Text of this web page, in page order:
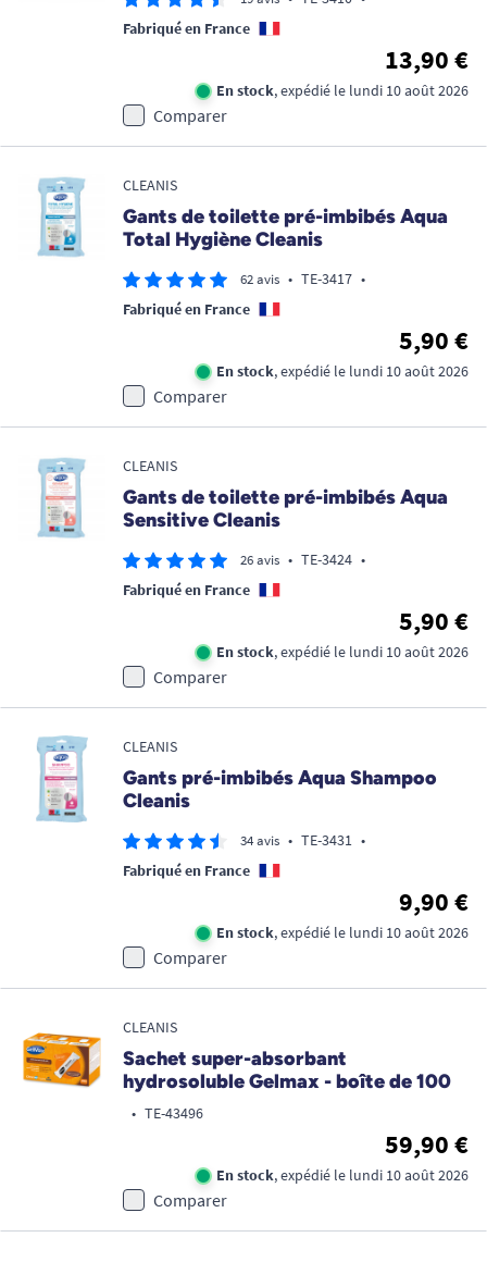
Fabriqué en France
13,90 €
En stock, expédié le lundi 10 août 2026
Comparer
CLEANIS
Gants de toilette pré-imbibés Aqua
Total Hygiène Cleanis
62 avis • TE-3417 •
Fabriqué en France
5,90 €
En stock, expédié le lundi 10 août 2026
Comparer
CLEANIS
Gants de toilette pré-imbibés Aqua
Sensitive Cleanis
26 avis • TE-3424 •
Fabriqué en France
5,90 €
En stock, expédié le lundi 10 août 2026
Comparer
CLEANIS
Gants pré-imbibés Aqua Shampoo
Cleanis
34 avis • TE-3431 •
Fabriqué en France
9,90 €
En stock, expédié le lundi 10 août 2026
Comparer
CLEANIS
Sachet super-absorbant
hydrosoluble Gelmax - boîte de 100
• TE-43496
59,90 €
En stock, expédié le lundi 10 août 2026
Comparer